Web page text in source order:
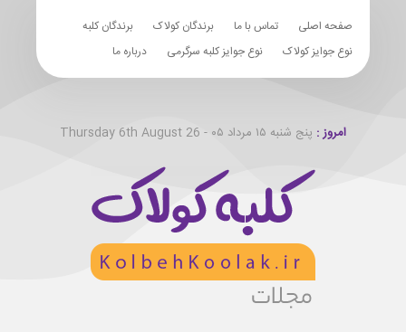
صفحه اصلی تماس با ما برندگان کولاک
برندگان کلبه
نوع جوایز کولاک
نوع جوایز کلبه سرگرمی درباره ما
امروز : پنج شنبه ۱۵ مرداد ۰۵ - Thursday 6th August 26